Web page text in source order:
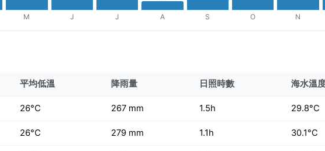
M J J A S O N
平均低溫 降雨量 日照時數 海水溫
26°C 267 mm 1.5h 29.8°C
26°C 279 mm 1.1h 30.1°C